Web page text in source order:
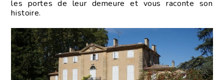
les portes de leur demeure et vous raconte son
histoire.